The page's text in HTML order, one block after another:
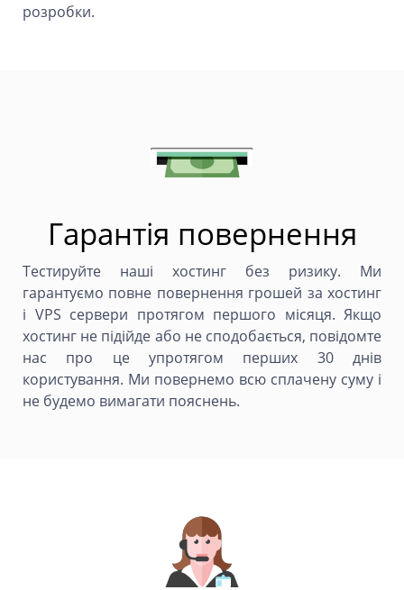
розробки.
Гарантія повернення
Тестируйте наші хостинг без ризику. Ми
гарантуємо повне повернення грошей за хостинг
і VPS сервери протягом першого місяця. Якщо
хостинг не підійде або не сподобається, повідомте
нас про це упротягом перших 30 днів
користування. Ми повернемо всю сплачену суму і
не будемо вимагати пояснень.